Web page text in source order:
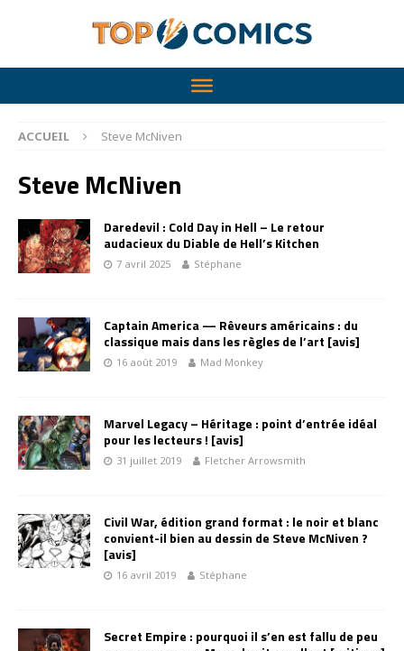
ACCUEIL Steve McNiven
Steve McNiven
Daredevil : Cold Day in Hell – Le retour
audacieux du Diable de Hell’s Kitchen
7 avril 2025 Stéphane
Captain America — Rêveurs américains : du
classique mais dans les règles de l’art [avis]
16 août 2019 Mad Monkey
Marvel Legacy – Héritage : point d’entrée idéal
pour les lecteurs ! [avis]
31 juillet 2019 Fletcher Arrowsmith
Civil War, édition grand format : le noir et blanc
convient-il bien au dessin de Steve McNiven ?
[avis]
16 avril 2019 Stéphane
Secret Empire : pourquoi il s’en est fallu de peu